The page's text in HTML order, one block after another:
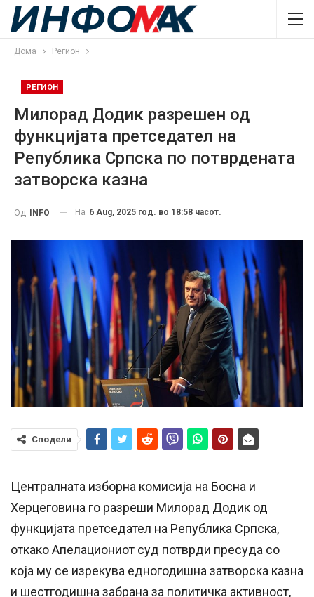
Дома Регион
РЕГИОН
Милорад Додик разрешен од
функцијата претседател на
Република Српска по потврдената
затворска казна
Од INFO На 6 Aug, 2025 год. во 18:58 часот.
Сподели
Централната изборна комисија на Босна и
Херцеговина го разреши Милорад Додик од
функцијата претседател на Република Српска,
откако Апелациониот суд потврди пресуда со
која му се изрекува едногодишна затворска казна
и шестгодишна забрана за политичка активност,